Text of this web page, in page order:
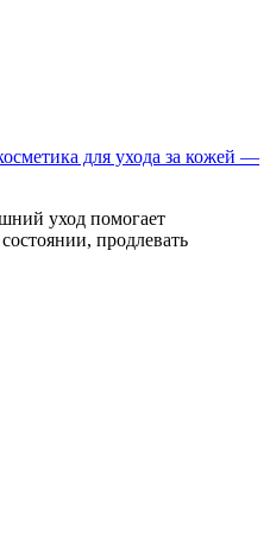
для ухода за кожей —
уход помогает
продлевать